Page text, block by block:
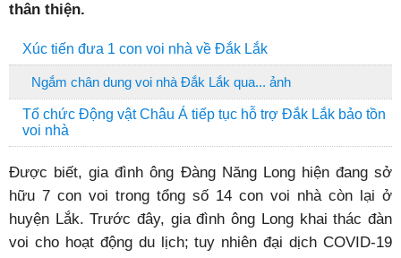
thân thiện.
Xúc tiến đưa 1 con voi nhà về Đắk Lắk
Ngắm chân dung voi nhà Đắk Lắk qua... ảnh
Tổ chức Động vật Châu Á tiếp tục hỗ trợ Đắk Lắk bảo tồn
voi nhà
Được biết, gia đình ông Đàng Năng Long hiện đang sở
hữu 7 con voi trong tổng số 14 con voi nhà còn lại ở
huyện Lắk. Trước đây, gia đình ông Long khai thác đàn
voi cho hoạt động du lịch; tuy nhiên đại dịch COVID-19